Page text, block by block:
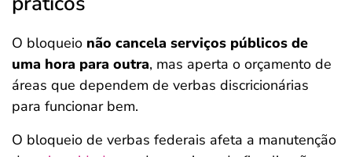
O bloqueio não cancela serviços públicos de
uma hora para outra, mas aperta o orçamento de
áreas que dependem de verbas discricionárias
para funcionar bem.
O bloqueio de verbas federais afeta a manutenção